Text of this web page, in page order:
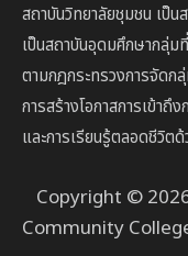
สถาบันวิทยาลัยชุมชน เป็น
เป็นสถาบันอุดมศึกษากลุ่ม
ตามกฎกระทรวงการจัดก
การสร้างโอกาสการเข้า
และการเรียนรู้ตลอดชีวิต
Copyright ©
Community